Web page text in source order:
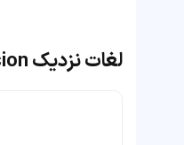
لغات نزدیک draw to a conclusion